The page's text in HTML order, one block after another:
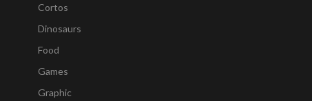
Cortos
Dinosaurs
Food
Games
Graphic